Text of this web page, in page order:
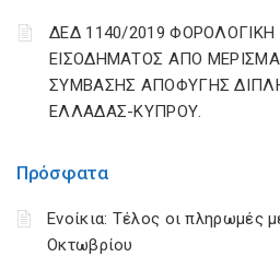
Πρόσφατα
Ενοίκια: Τέλος οι πληρωμές
Οκτωβρίου
ΔΕΔ 1140/2019 ΦΟΡΟΛΟΓΙΚΗ
ΕΙΣΟΔΗΜΑΤΟΣ ΑΠΟ
ΣΥΜΒΑΣΗΣ ΑΠΟΦΥΓΗΣ
ΕΛΛΑΔΑΣ-ΚΥΠΡΟΥ.